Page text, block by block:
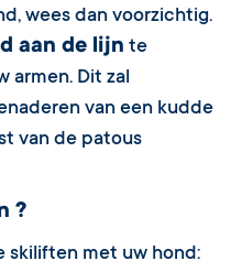
wees dan voorzichtig.
aan de lijn te
armen. Dit zal
van een kudde
van de patous
?
skiliften met uw hond: